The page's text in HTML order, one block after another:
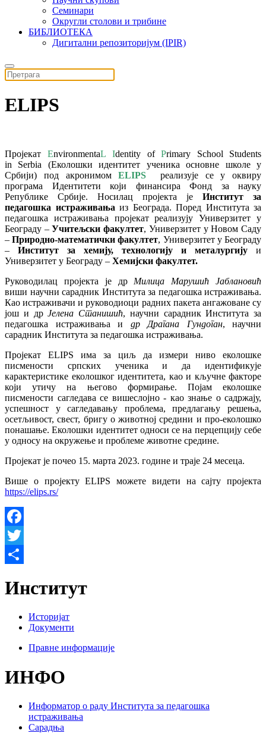
Семинари
Округли столови и трибине
БИБЛИОТЕКА
Дигитални репозиторијум (IPIR)
ELIPS
Пројекат EnvironmentaL Identity of Primary School Students
in Serbia (Eколошки идентитет ученика oсновне школе у
Србији) под акронимомELIPS реализује се у оквиру
програма Идентитети који финансира Фонд за науку
Републике Србије. Носилац пројекта је Институт за
педагошка истраживања из Београда. Поред Института за
педагошка истраживања пројекат реализују Универзитет у
Београду –Учитељски факултет, Универзитет у Новом Саду
–Природно-математички факултет, Универзитет у Београду
– Институт за хемију, технологију и металургију и
Универзитет у Београду – Хемијски факултет.
Руководилац пројекта је др Милица Марушић Јаблановић
виши научни сарадник Института за педагошка истраживања.
Као истраживачи и руководиоци радних пакета ангажоване су
још и дрЈелена Станишић, научни сарадник Института за
педагошка истраживања и др Драгана Гундоган, научни
сарадник Института за педагошка истраживања.
Пројекат ELIPS има за циљ да измери ниво еколошке
писмености српских ученика и да идентификује
карактеристике еколошког идентитета, као и кључне факторе
који утичу на његово формирање. Појам еколошке
писмености сагледава се вишеслојно - као знање о садржају,
успешност у сагледавању проблема,
предлагању решења,
осетљивост, свест, бригуоживотној средини и про-еколошко
понашање. Еколошки идентитет односи се на перцепцију себе
у односу на окружење и проблеме животне средине.
Пројекат је почео 15. марта 2023. године и траје 24 месеца.
Више о пројектуELIPS можете видети на сајту пројекта
https://elips.rs/
Facebook
Twitter
Институт
Историјат
Документи
Правне информације
ИНФО
Информатор о раду Института за педагошка
истраживања
Сарадња